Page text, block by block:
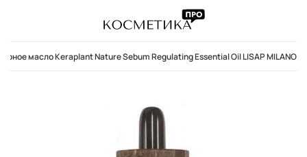
масло Keraplant Nature Sebum Regulating Essential Oil LISAP MILANO